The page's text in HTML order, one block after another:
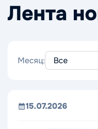
Лента
Месяц:
15.07.2026